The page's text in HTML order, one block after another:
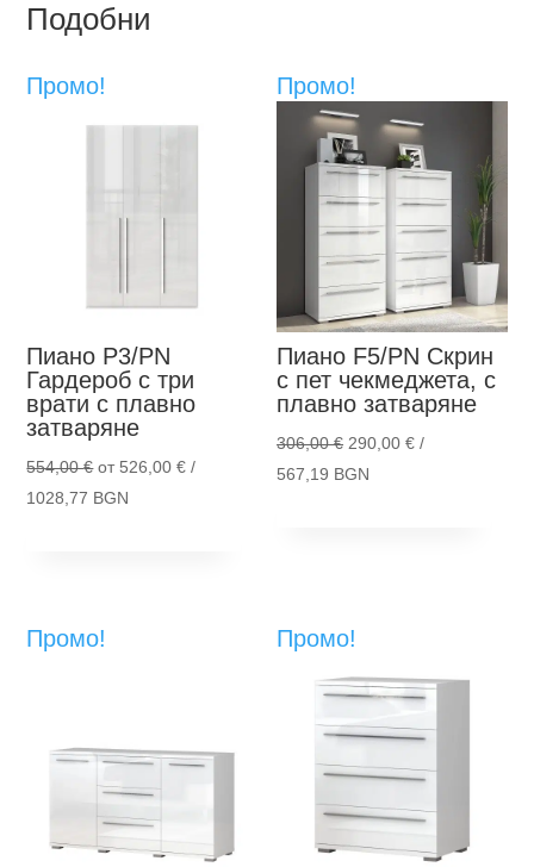
Подобни
Промо!
Пиано P3/PN
Гардероб с три
врати с плавно
затваряне
554,00€ от Original
price
526,00€ /
1028,77 BGN
variants.
Промо!
Пиано F5/PN Скрин
с пет чекмеджета, с
плавно затваряне
306,00€ Original
price
290,00€ /
567,19 BGN
Промо! Промо!